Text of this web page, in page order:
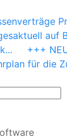
auf
+++
für die